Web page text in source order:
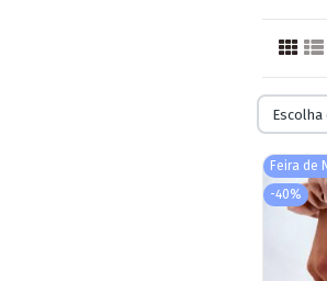
Escolha
Feira de
-40%